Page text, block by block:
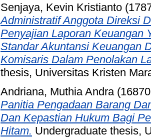
Senjaya, Kevin Kristianto
Administratif Anggota Direksi
Penyajian Laporan Keuangan
Standar Akuntansi Keuangan
Komisaris Dalam Penolakan
thesis, Universitas Kristen
Andriana, Muthia Andra
Panitia Pengadaan Barang
Dan Kepastian Hukum Bagi
Hitam. Undergraduate thesis,